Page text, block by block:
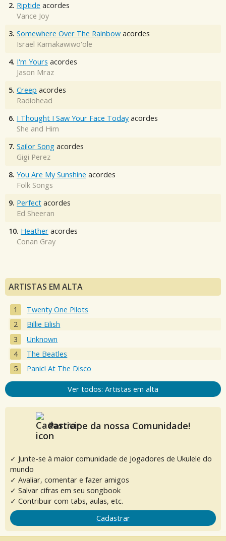
2. Riptide acordes
Vance Joy
3. Somewhere Over The Rainbow acordes
Israel Kamakawiwo'ole
4. I'm Yours acordes
Jason Mraz
5. Creep acordes
Radiohead
6. I Thought I Saw Your Face Today acordes
She and Him
7. Sailor Song acordes
Gigi Perez
8. You Are My Sunshine acordes
Folk Songs
9. Perfect acordes
Ed Sheeran
10. Heather acordes
Conan Gray
ARTISTAS EM ALTA
Twenty One Pilots
Billie Eilish
Unknown
The Beatles
Panic! At The Disco
Ver todos: Artistas em alta
Participe da nossa Comunidade!
✓ Junte-se à maior comunidade de Jogadores de Ukulele do
mundo
✓ Avaliar, comentar e fazer amigos
✓ Salvar cifras em seu songbook
✓ Contribuir com tabs, aulas, etc.
Cadastrar